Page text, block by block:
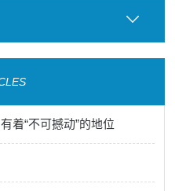
着“不可撼动”的地位